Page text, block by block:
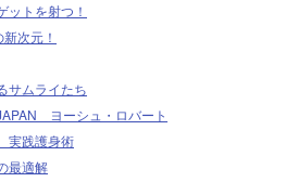
ットを射つ！
新次元！
サムライたち
ヨーシュ・ロバート
実践護身術
最適解